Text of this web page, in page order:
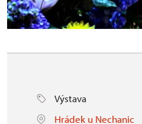
Výstava
Hrádek u Nechanic